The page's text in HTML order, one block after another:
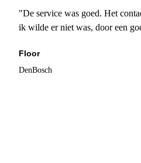
"De service was goed. Het
ik wilde er niet was, door een
Floor
DenBosch